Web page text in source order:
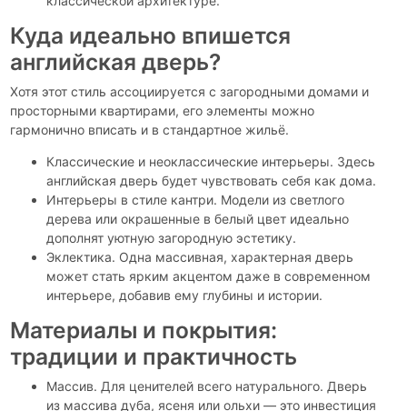
Куда идеально впишется
английская дверь?
Хотя этот стиль ассоциируется с загородными домами и
просторными квартирами, его элементы можно
гармонично вписать и в стандартное жильё.
Классические и неоклассические интерьеры. Здесь
английская дверь будет чувствовать себя как дома.
Интерьеры в стиле кантри. Модели из светлого
дерева или окрашенные в белый цвет идеально
дополнят уютную загородную эстетику.
Эклектика. Одна массивная, характерная дверь
может стать ярким акцентом даже в современном
интерьере, добавив ему глубины и истории.
Материалы и покрытия:
традиции и практичность
Массив. Для ценителей всего натурального. Дверь
из массива дуба, ясеня или ольхи — это инвестиция